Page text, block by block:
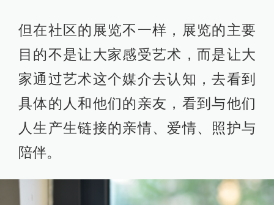
但在社区的展览不一样，展览的主要
目的不是让大家感受艺术，而是让大
家通过艺术这个媒介去认知，去看到
具体的人和他们的亲友，看到与他们
人生产生链接的亲情、爱情、照护与
陪伴。